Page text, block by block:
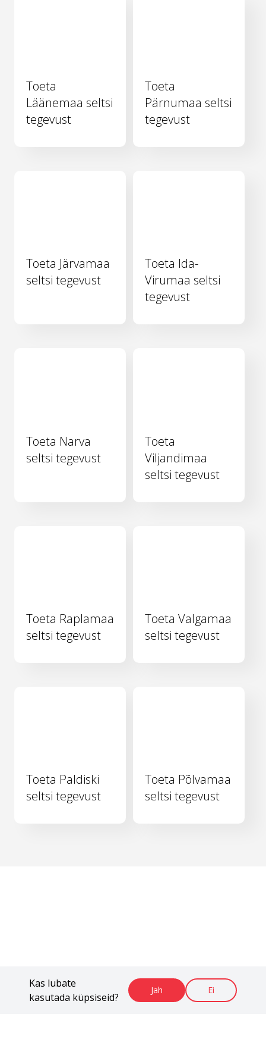
Kas lubate
kasutada küpsiseid?
Jah Ei
Toeta
Läänemaa seltsi
tegevust
Toeta
Pärnumaa seltsi
tegevust
Toeta Järvamaa
seltsi tegevust
Toeta Ida-
Virumaa seltsi
tegevust
Toeta Narva
seltsi tegevust
Toeta
Viljandimaa
seltsi tegevust
Toeta Raplamaa
seltsi tegevust
Toeta Valgamaa
seltsi tegevust
Toeta Paldiski
seltsi tegevust
Toeta Põlvamaa
seltsi tegevust